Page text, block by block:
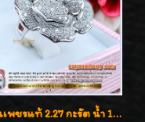
แหวนเพชรแท้ 2.27 กะรัต น้ำ 100% เบลเยี่ยมคัท ลวดลายดอกกุหลาบหรู